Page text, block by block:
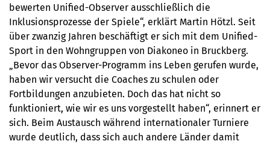
bewerten Unified-Observer ausschließlich die
Inklusionsprozesse der Spiele“, erklärt Martin Hötzl. Seit
über zwanzig Jahren beschäftigt er sich mit dem Unified-
Sport in den Wohngruppen von Diakoneo in Bruckberg.
„Bevor das Observer-Programm ins Leben gerufen wurde,
haben wir versucht die Coaches zu schulen oder
Fortbildungen anzubieten. Doch das hat nicht so
funktioniert, wie wir es uns vorgestellt haben“, erinnert er
sich. Beim Austausch während internationaler Turniere
wurde deutlich, dass sich auch andere Länder damit